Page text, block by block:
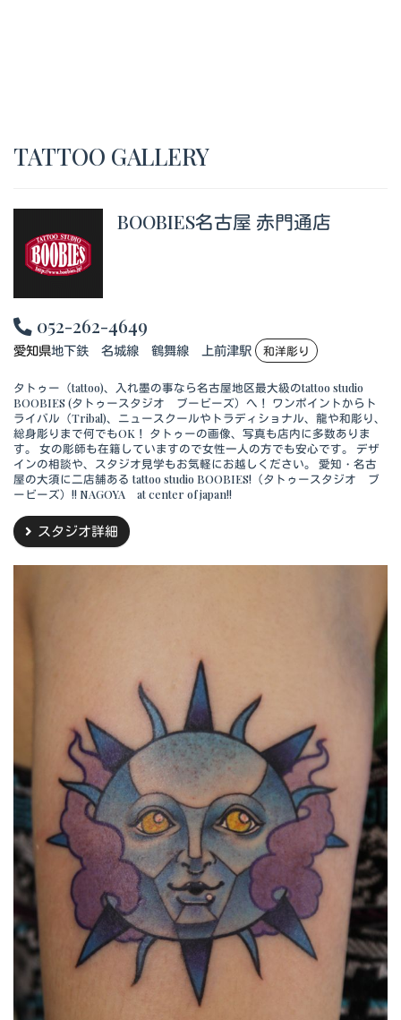
TATTOO GALLERY
BOOBIES名古屋 赤門通店
052-262-4649
愛知県地下鉄 名城線 鶴舞線 上前津駅 和洋彫り
タトゥー（tattoo)、入れ墨の事なら名古屋地区最大級のtattoo studio
BOOBIES (タトゥースタジオ ブービーズ）へ！ ワンポイントからト
ライバル（Tribal)、ニュースクールやトラディショナル、龍や和彫り、
総身彫りまで何でもOK！ タトゥーの画像、写真も店内に多数ありま
す。 女の彫師も在籍していますので女性一人の方でも安心です。 デザ
インの相談や、スタジオ見学もお気軽にお越しください。 愛知・名古
屋の大須に二店舗ある tattoo studio BOOBIES!（タトゥースタジオ ブ
ービーズ）!! NAGOYA at center of japan!!
スタジオ詳細